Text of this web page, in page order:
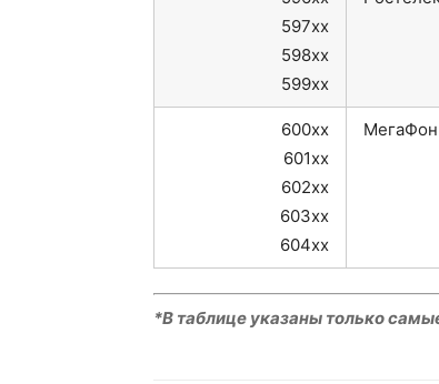
597xx
598xx
599xx
600xx
601xx
602xx
603xx
604xx
МегаФон
*В таблице указаны только